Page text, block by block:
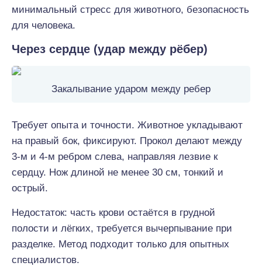
минимальный стресс для животного, безопасность
для человека.
Через сердце (удар между рёбер)
Закалывание ударом между ребер
Требует опыта и точности. Животное укладывают
на правый бок, фиксируют. Прокол делают между
3-м и 4-м ребром слева, направляя лезвие к
сердцу. Нож длиной не менее 30 см, тонкий и
острый.
Недостаток: часть крови остаётся в грудной
полости и лёгких, требуется вычерпывание при
разделке. Метод подходит только для опытных
специалистов.